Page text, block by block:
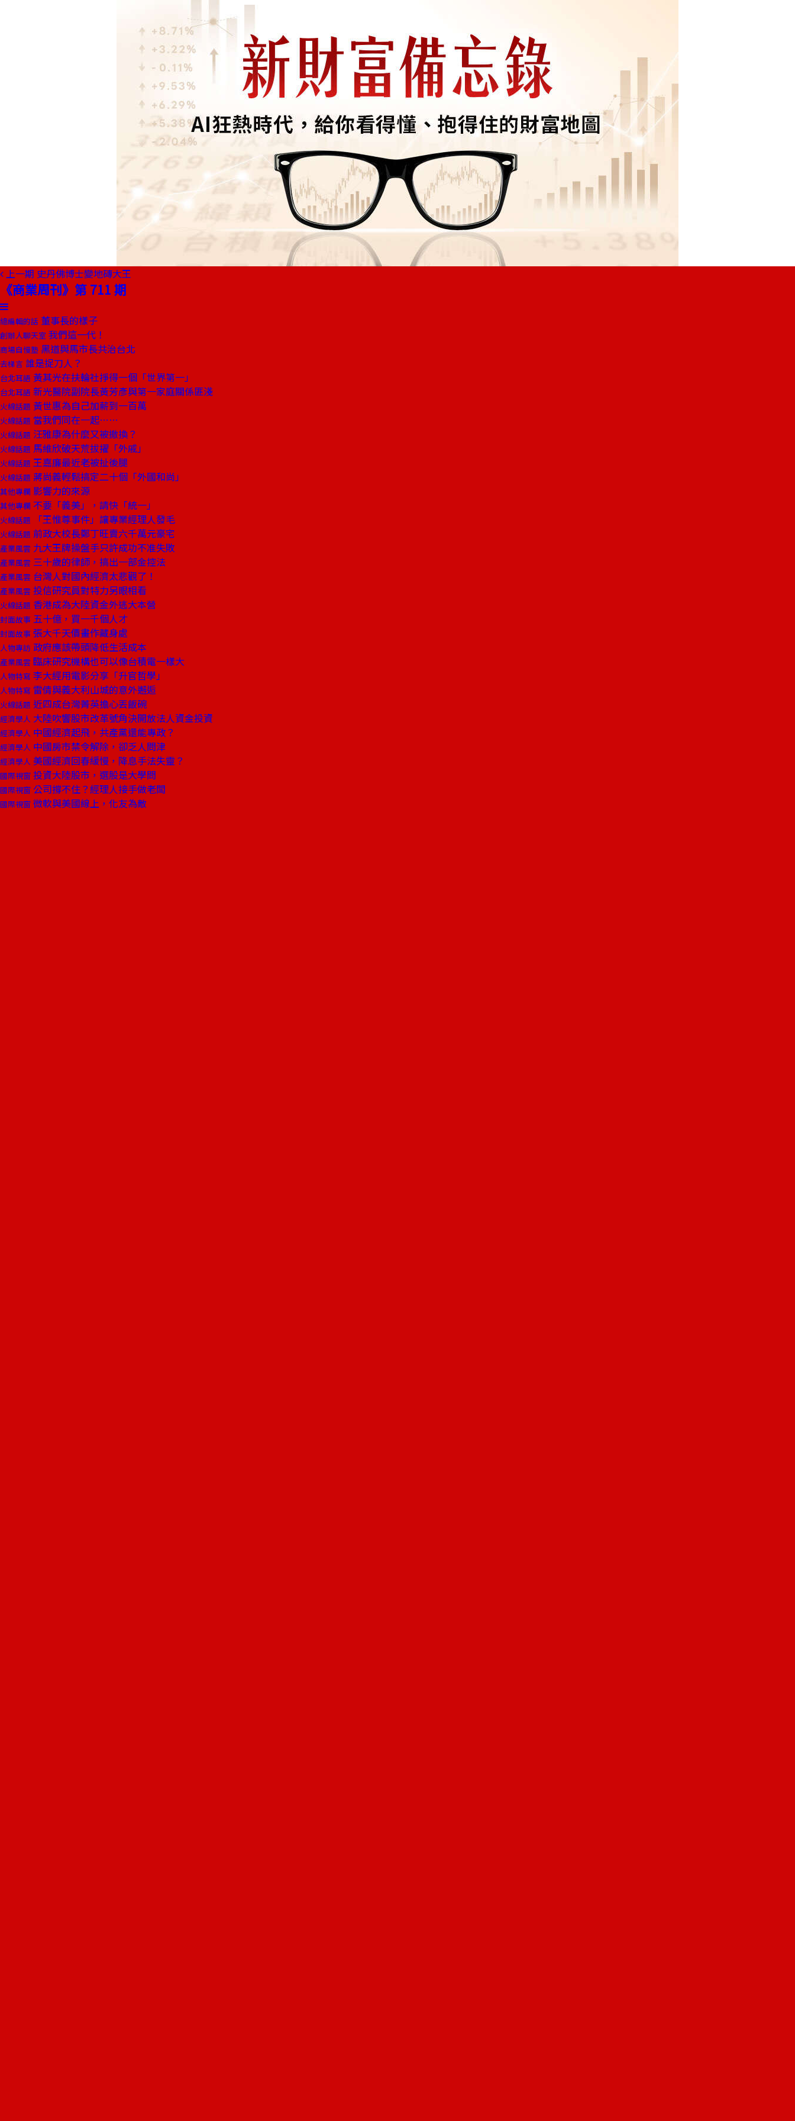
上一期 史丹佛博士變地磚大王
《商業周刊》第 711 期
總編輯的話 董事長的樣子
創辦人聊天室 我們這一代！
商場自慢塾 黑道與馬市長共治台北
去梯言 誰是捉刀人？
台北耳語 黃其光在扶輪社掙得一個「世界第一」
台北耳語 新光醫院副院長黃芳彥與第一家庭關係匪淺
火線話題 黃世惠為自己加薪到一百萬
火線話題 當我們同在一起……
火線話題 汪雅康為什麼又被撤換？
火線話題 馬維欣破天荒拔擢「外戚」
火線話題 王嘉廉最近老被扯後腿
火線話題 蔣尚義輕鬆搞定二十個「外國和尚」
其他專欄 影響力的來源
其他專欄 不要「義美」，請快「統一」
火線話題 「王惟尊事件」讓專業經理人發毛
火線話題 前政大校長鄭丁旺賣六千萬元豪宅
產業風雲 九大王牌操盤手只許成功不准失敗
產業風雲 三十歲的律師，搞出一部金控法
產業風雲 台灣人對國內經濟太悲觀了！
產業風雲 投信研究員對特力另眼相看
火線話題 香港成為大陸資金外逃大本營
封面故事 五十億，買一千個人才
封面故事 張大千天價畫作藏身處
人物專訪 政府應該帶頭降低生活成本
產業風雲 臨床研究機構也可以像台積電一樣大
人物特寫 李大經用電影分享「升官哲學」
人物特寫 雷倩與義大利山城的意外邂逅
火線話題 近四成台灣菁英擔心丟飯碗
經濟學人 大陸吹響股市改革號角決開放法人資金投資
經濟學人 中國經濟起飛，共產黨還能專政？
經濟學人 中國房市禁令解除，卻乏人問津
經濟學人 美國經濟回春緩慢，降息手法失靈？
國際視窗 投資大陸股市，選股是大學問
國際視窗 公司撐不住？經理人接手做老闆
國際視窗 微軟與美國線上，化友為敵